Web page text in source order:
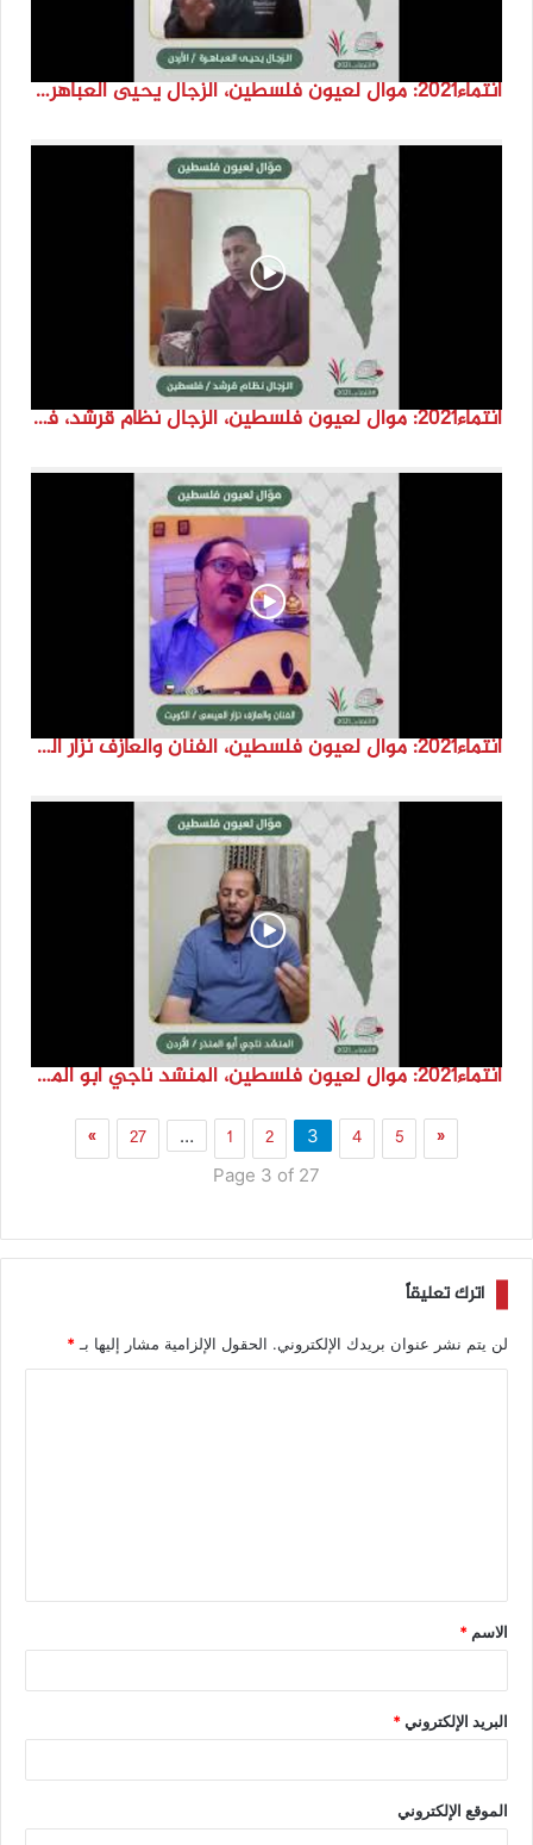
انتماء2021: موال لعيون فلسطين، الزجال يحيى العباهرة، الاردن
انتماء2021: موال لعيون فلسطين، الزجال نظام قرشد، فلسطين
انتماء2021: موال لعيون فلسطين، الفنان والعازف نزار العيسى ، الكويت
انتماء2021: موال لعيون فلسطين، المنشد ناجي ابو المنذر، الاردن
«
1 2 3 4 5
…
27
»
Page 3 of 27
اترك تعليقاً
لن يتم نشر عنوان بريدك الإلكتروني. الحقول الإلزامية مشار إليها بـ *
الاسم *
البريد الإلكتروني*
الموقع الإلكتروني